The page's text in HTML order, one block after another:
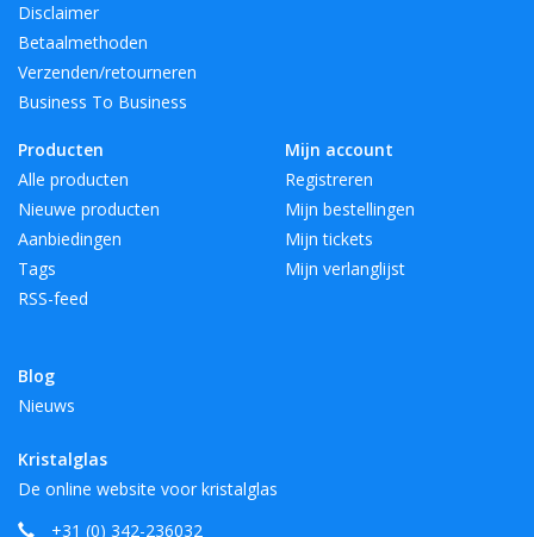
Disclaimer
Betaalmethoden
Verzenden/retourneren
Business To Business
Producten
Alle producten
Nieuwe producten
Aanbiedingen
Tags
RSS-feed
Blog
Nieuws
Mijn account
Registreren
Mijn bestellingen
Mijn tickets
Mijn verlanglijst
Kristalglas
De online website voor kristalglas
+31 (0) 342-236032